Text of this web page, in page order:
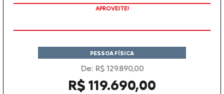
COM SEU USADO NA TROCA
PESSOA FÍSICA
De: R$ 129.890,00
R$ 119.690,00